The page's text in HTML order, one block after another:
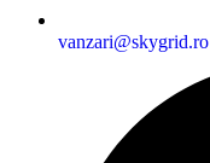
vanzari@skygrid.ro